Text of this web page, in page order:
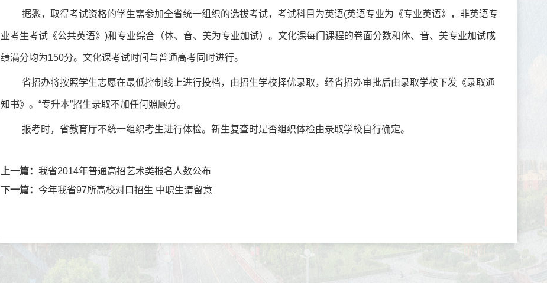
据悉，取得考试资格的学生需参加全省统一组织的选拔考试，考试科目为英语(英语专业为《专业英语》，非英语专
业考生考试《公共英语》)和专业综合（体、音、美为专业加试）。文化课每门课程的卷面分数和体、音、美专业加试成
绩满分均为150分。文化课考试时间与普通高考同时进行。
省招办将按照学生志愿在最低控制线上进行投档，由招生学校择优录取，经省招办审批后由录取学校下发《录取通
知书》。“专升本”招生录取不加任何照顾分。
报考时，省教育厅不统一组织考生进行体检。新生复查时是否组织体检由录取学校自行确定。
上一篇： 我省2014年普通高招艺术类报名人数公布
下一篇： 今年我省97所高校对口招生 中职生请留意